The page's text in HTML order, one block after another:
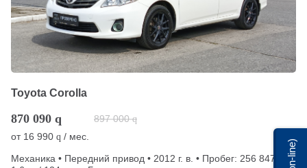
Toyota Corolla
870 090 q 897 000 q
от 16 990 q / мес.
Механика • Передний привод • 2012 г. в. • Пробег: 256 847 км •